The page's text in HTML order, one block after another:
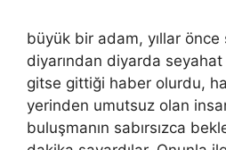
büyük bir adam, yıllar
diyarından diyarda
gitse gittiği haber olurdu,
yerinden umutsuz olan
buluşmanın sabırsızca